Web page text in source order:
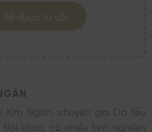
Kim Ngân, chuyên gia Da liễu
Nội khoa, có nhiều kinh nghiệm